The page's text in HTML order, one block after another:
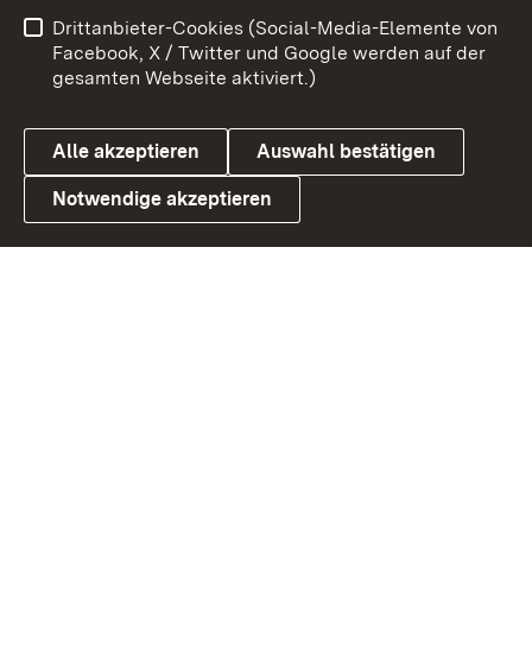
Link zum Landesportal
Barrierefreiheit
Datenschutz
Cookies
Drittanbieter-Cookies (Social-Media-Elemente von
Facebook, X / Twitter und Google werden auf der
gesamten Webseite aktiviert.)
Alle akzeptieren Auswahl bestätigen
Notwendige akzeptieren